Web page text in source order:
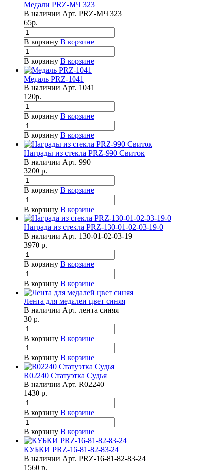
Медали PRZ-МЧ 323
В наличии Арт. PRZ-МЧ 323
65р.
В корзину В корзине
В корзину В корзине
Медаль PRZ-1041
В наличии Арт. 1041
120р.
В корзину В корзине
В корзину В корзине
Награды из стекла PRZ-990 Свиток
В наличии Арт. 990
3200 р.
В корзину В корзине
В корзину В корзине
Награда из стекла PRZ-130-01-02-03-19-0
В наличии Арт. 130-01-02-03-19
3970 р.
В корзину В корзине
В корзину В корзине
Лента для медалей цвет синяя
В наличии Арт. лента синяя
30 р.
В корзину В корзине
В корзину В корзине
R02240 Статуэтка Судья
В наличии Арт. R02240
1430 р.
В корзину В корзине
В корзину В корзине
КУБКИ PRZ-16-81-82-83-24
В наличии Арт. PRZ-16-81-82-83-24
1560 р.